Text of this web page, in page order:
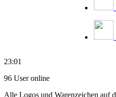
23:01
96 User online
Alle Logos und Warenzeichen auf